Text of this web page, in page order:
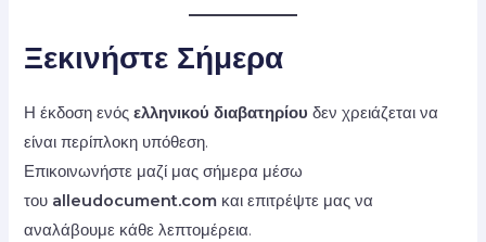
Ξεκινήστε Σήμερα
Η έκδοση ενόςελληνικού διαβατηρίου δεν χρειάζεται να
είναι περίπλοκη υπόθεση.
Επικοινωνήστε μαζί μας σήμερα μέσω
του alleudocument.com και επιτρέψτε μας να
αναλάβουμε κάθε λεπτομέρεια.